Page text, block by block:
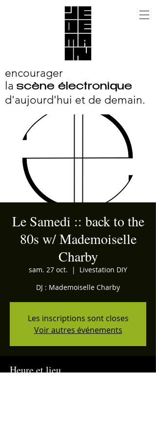
encourager
la scène électronique
d'aujourd'hui et de demain.
Le Samedi :: back to the
80s w/ Mademoiselle
Charby
sam. 27 oct.
  |
Livestation DIY
DJ : Mademoiselle Charby
Les inscriptions sont closes
Voir autres événements
Heure et lieu